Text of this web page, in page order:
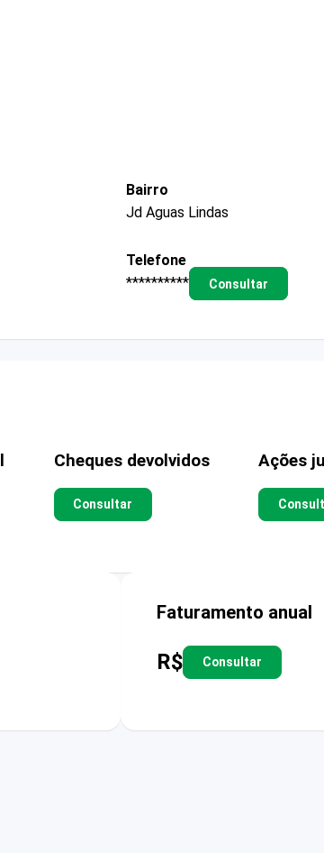
Bairro
Jd Aguas Lindas
Telefone
**********
Consultar
Cheques devolvidos
Consultar
Ações
Faturamento anual
R$ Consultar